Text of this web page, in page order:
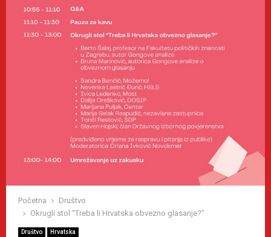
Početna
Društvo
Okrugli stol “Treba li Hrvatska obvezno glasanje?”
Društvo Hrvatska